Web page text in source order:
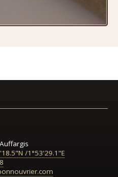
/1°53'29.1"E